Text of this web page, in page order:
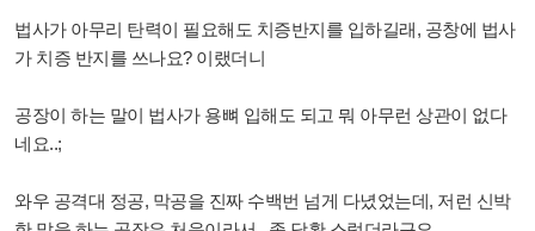
법사가 아무리 탄력이 필요해도 치증반지를 입하길래, 공창에 법사
가 치증 반지를 쓰나요? 이랬더니
공장이 하는 말이 법사가 용뼈 입해도 되고 뭐 아무런 상관이 없다
네요..;
와우 공격대 정공, 막공을 진짜 수백번 넘게 다녔었는데, 저런 신박